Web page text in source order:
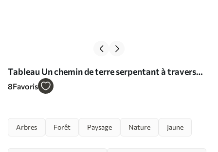
Tableau Un chemin de terre serpentant à travers
une forêt en automne, avec de grands arbres des
8Favoris
Arbres Forêt Paysage Nature Jaune